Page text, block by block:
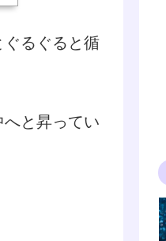
るぐると循
と昇ってい